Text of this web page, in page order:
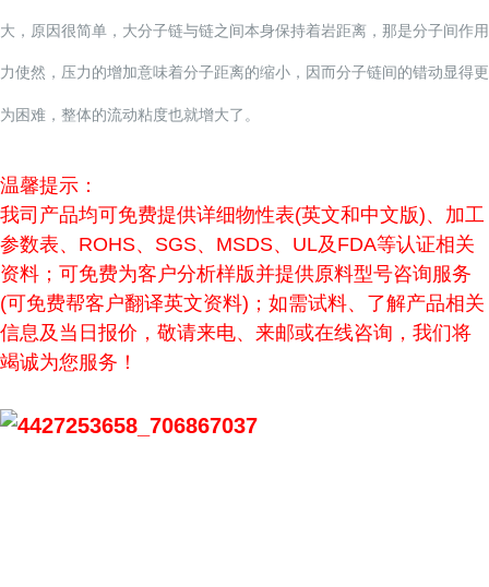
大，原因很简单，大分子链与链之间本身保持着岩距离，那是分子间作用
力使然，压力的增加意味着分子距离的缩小，因而分子链间的错动显得更
为困难，整体的流动粘度也就增大了。
温馨提示：
我司产品均可免费提供详细物性表(英文和中文版)、加工
参数表、ROHS、SGS、MSDS、UL及FDA等认证相关
资料；可免费为客户分析样版并提供原料型号咨询服务
(可免费帮客户翻译英文资料)；如需试料、了解产品相关
信息及当日报价，敬请来电、来邮或在线咨询，我们将
竭诚为您服务！